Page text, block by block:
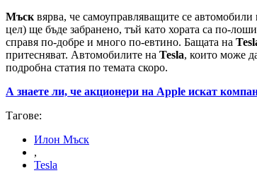
Мъсквярва, че самоуправляващите се
цел) ще бъде забранено, тъй като хората са по-
справя по-добре и много по-евтино. Бащата на
притесняват. Автомобилите на Tesla, които може
подробна статия по темата скоро.
А знаете ли, че акционери на Apple искат
Тагове:
Илон Мъск
,
Tesla